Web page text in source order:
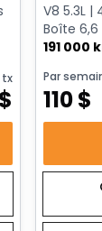
tx
$
V8 5.3L |
Boîte 6,6
191 000
Par
110$